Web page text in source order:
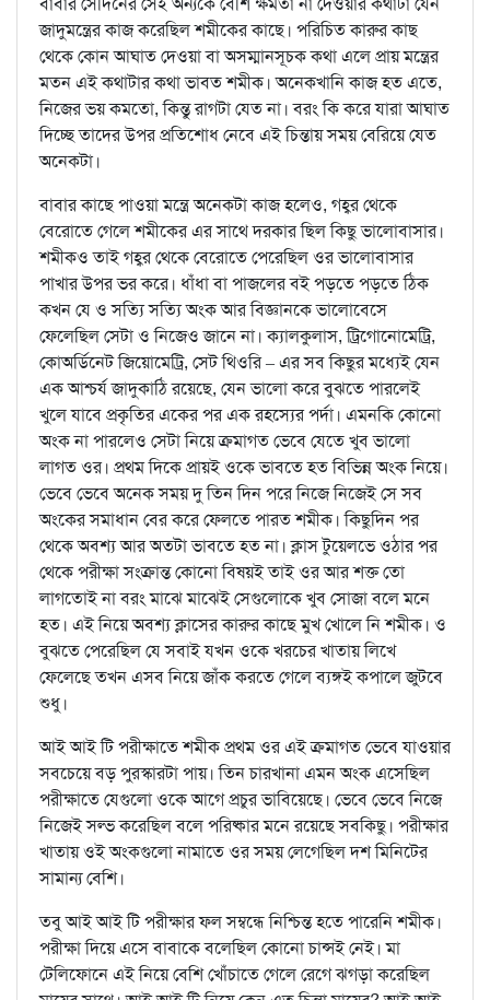
জাদুমন্ত্রের কাজ করেছিল শমীকের কাছে। পরিচিত কারুর কাছ
থেকে কোন আঘাত দেওয়া বা অসম্মানসূচক কথা এলে প্রায় মন্ত্রের
মতন এই কথাটার কথা ভাবত শমীক। অনেকখানি কাজ হত এতে,
নিজের ভয় কমতো, কিন্তু রাগটা যেত না। বরং কি করে যারা আঘাত
দিচ্ছে তাদের উপর প্রতিশোধ নেবে এই চিন্তায় সময় বেরিয়ে যেত
অনেকটা।
বাবার কাছে পাওয়া মন্ত্রে অনেকটা কাজ হলেও, গহ্বর থেকে
বেরোতে গেলে শমীকের এর সাথে দরকার ছিল কিছু ভালোবাসার।
শমীকও তাই গহ্বর থেকে বেরোতে পেরেছিল ওর ভালোবাসার
পাখার উপর ভর করে। ধাঁধা বা পাজলের বই পড়তে পড়তে ঠিক
কখন যে ও সত্যি সত্যি অংক আর বিজ্ঞানকে ভালোবেসে
ফেলেছিল সেটা ও নিজেও জানে না। ক্যালকুলাস, ট্রিগোনোমেট্রি,
কোঅর্ডিনেট জিয়োমেট্রি, সেট থিওরি – এর সব কিছুর মধ্যেই যেন
এক আশ্চর্য জাদুকাঠি রয়েছে, যেন ভালো করে বুঝতে পারলেই
খুলে যাবে প্রকৃতির একের পর এক রহস্যের পর্দা। এমনকি কোনো
অংক না পারলেও সেটা নিয়ে ক্রমাগত ভেবে যেতে খুব ভালো
লাগত ওর। প্রথম দিকে প্রায়ই ওকে ভাবতে হত বিভিন্ন অংক নিয়ে।
ভেবে ভেবে অনেক সময় দু তিন দিন পরে নিজে নিজেই সে সব
অংকের সমাধান বের করে ফেলতে পারত শমীক। কিছুদিন পর
থেকে অবশ্য আর অতটা ভাবতে হত না। ক্লাস টুয়েলভে ওঠার পর
থেকে পরীক্ষা সংক্রান্ত কোনো বিষয়ই তাই ওর আর শক্ত তো
লাগতোই না বরং মাঝে মাঝেই সেগুলোকে খুব সোজা বলে মনে
হত। এই নিয়ে অবশ্য ক্লাসের কারুর কাছে মুখ খোলে নি শমীক। ও
বুঝতে পেরেছিল যে সবাই যখন ওকে খরচের খাতায় লিখে
ফেলেছে তখন এসব নিয়ে জাঁক করতে গেলে ব্যঙ্গই কপালে জুটবে
শুধু।
আই আই টি পরীক্ষাতে শমীক প্রথম ওর এই ক্রমাগত ভেবে যাওয়ার
সবচেয়ে বড় পুরস্কারটা পায়। তিন চারখানা এমন অংক এসেছিল
পরীক্ষাতে যেগুলো ওকে আগে প্রচুর ভাবিয়েছে। ভেবে ভেবে নিজে
নিজেই সল্ভ করেছিল বলে পরিষ্কার মনে রয়েছে সবকিছু। পরীক্ষার
খাতায় ওই অংকগুলো নামাতে ওর সময় লেগেছিল দশ মিনিটের
সামান্য বেশি।
তবু আই আই টি পরীক্ষার ফল সম্বন্ধে নিশ্চিন্ত হতে পারেনি শমীক।
পরীক্ষা দিয়ে এসে বাবাকে বলেছিল কোনো চান্সই নেই। মা
টেলিফোনে এই নিয়ে বেশি খোঁচাতে গেলে রেগে ঝগড়া করেছিল